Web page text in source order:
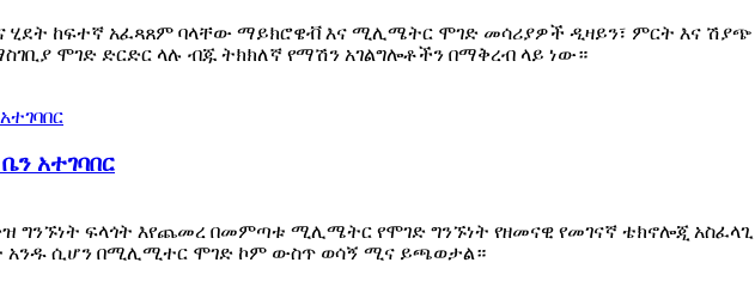
ሂደት ከፍተኛ አፈጻጸም ባላቸው ማይክሮዌቭ እና ሚሊሜትር ሞገድ መሳሪያዎች ዲዛይን፣ ምርት እና ሽያጭ
ሞገድ ድርድር ላሉ ብጁ ትክክለኛ የማሽን አገልግሎቶችን በማቅረብ ላይ ነው።
አተገባበር
ግንኙነት ፍላጎት እየጨመረ በመምጣቱ ሚሊሜትር የሞገድ ግንኙነት የዘመናዊ የመገናኛ ቴክኖሎጂ አስፈላጊ አካል
አንዱ ሲሆን በሚሊሚተር ሞገድ ኮም ውስጥ ወሳኝ ሚና ይጫወታል።